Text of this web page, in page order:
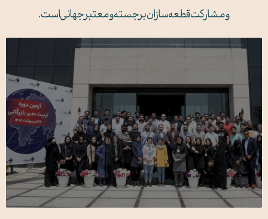
و مشارکت قطعه‌سازان برجسته و معتبر جهانی است.